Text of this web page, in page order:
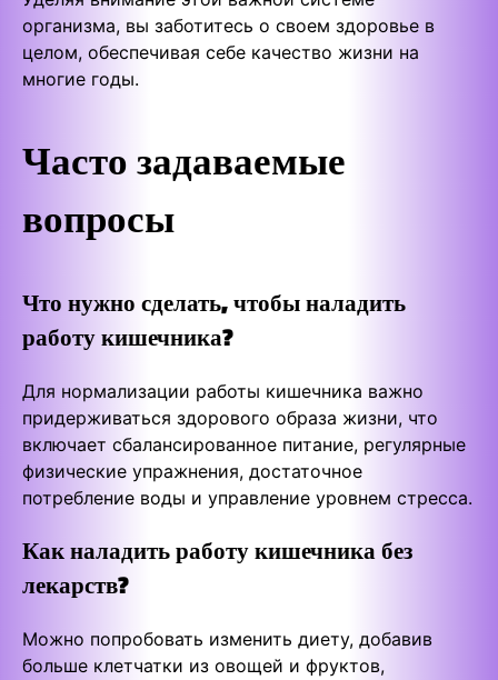
организма, вы заботитесь о своем здоровье в
целом, обеспечивая себе качество жизни на
многие годы.
Часто задаваемые
вопросы
Что нужно сделать, чтобы наладить
работу кишечника?
Для нормализации работы кишечника важно
придерживаться здорового образа жизни, что
включает сбалансированное питание, регулярные
физические упражнения, достаточное
потребление воды и управление уровнем стресса.
Как наладить работу кишечника без
лекарств?
Можно попробовать изменить диету, добавив
больше клетчатки из овощей и фруктов,